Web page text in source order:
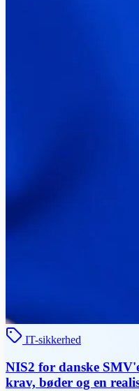
IT-sikkerhed
NIS2 for danske
krav, bøder og en